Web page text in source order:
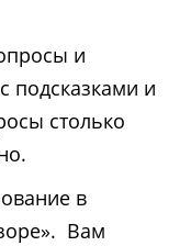
и
подсказками и
столько
в
Вам